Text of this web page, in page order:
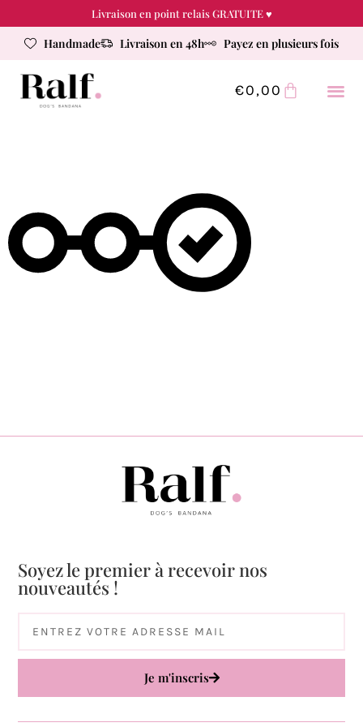
Livraison en point relais GRATUITE ♥
Handmade Livraison en 48h Payez en plusieurs fois
€0,00
Soyez le premier à recevoir nos
nouveautés !
Je m'inscris